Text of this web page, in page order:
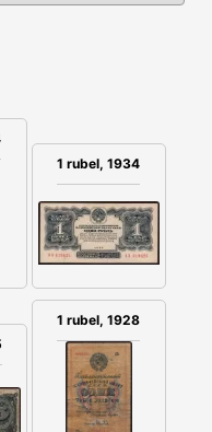
1 rubel, 1934
1 rubel, 1928